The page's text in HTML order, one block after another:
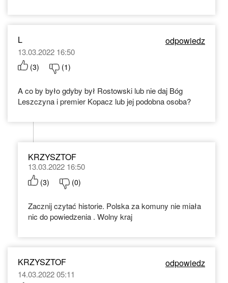
L odpowiedz
13.03.2022 16:50
(3) (1)
A co by było gdyby był Rostowski lub nie daj Bóg
Leszczyna i premier Kopacz lub jej podobna osoba?
KRZYSZTOF
13.03.2022 16:50
(3) (0)
Zacznij czytać historie. Polska za komuny nie miała
nic do powiedzenia . Wolny kraj
KRZYSZTOF odpowiedz
14.03.2022 05:11